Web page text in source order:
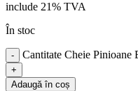
include 21% TVA
În stoc
Cantitate Cheie
Adaugă în coș